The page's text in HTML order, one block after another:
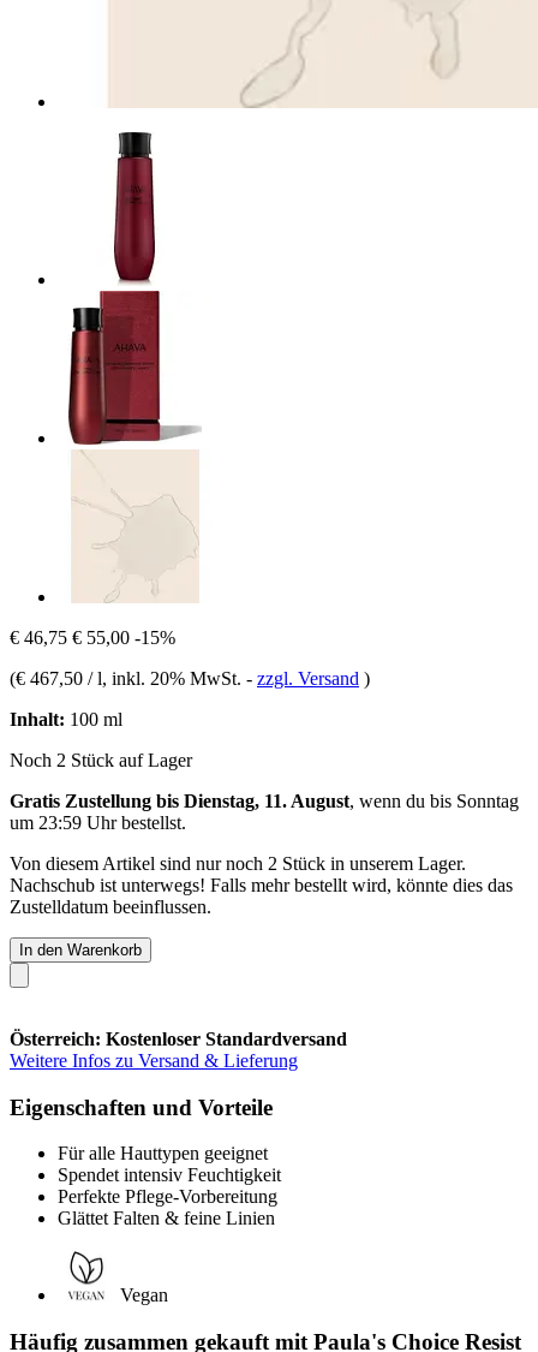
€ 46,75 € 55,00 -15%
(€ 467,50 / l, inkl. 20% MwSt. - zzgl. Versand )
Inhalt: 100 ml
Noch 2 Stück auf Lager
Gratis Zustellung bis Dienstag, 11. August, wenn du bis Sonntag
um 23:59 Uhrbestellst.
Von diesem Artikel sind nur noch 2 Stück in unserem Lager.
Nachschub ist unterwegs! Falls mehr bestellt wird, könnte dies das
Zustelldatum beeinflussen.
In den Warenkorb
Österreich: Kostenloser Standardversand
Weitere Infos zu Versand & Lieferung
Eigenschaften und Vorteile
Für alle Hauttypen geeignet
Spendet intensiv Feuchtigkeit
Perfekte Pflege-Vorbereitung
Glättet Falten & feine Linien
Vegan
Häufig zusammen gekauft mit Paula's Choice Resist